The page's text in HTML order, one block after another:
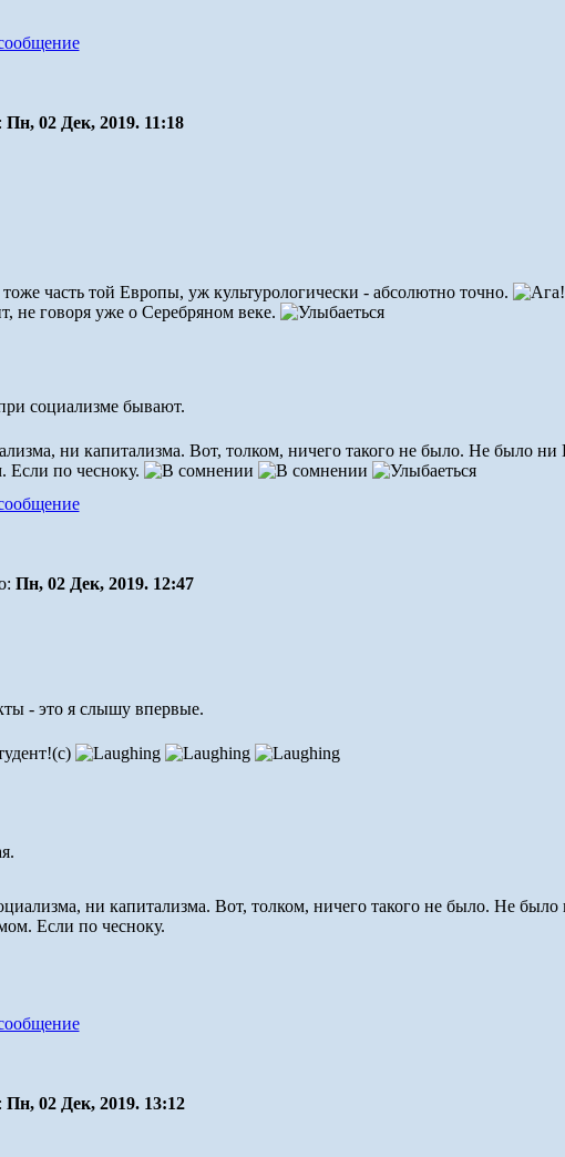
Пн, 02 Дек, 2019. 11:18
часть той Европы, уж культурологически - абсолютно точно.
не говоря уже о Серебряном веке.
социализме бывают.
ни капитализма. Вот, толком, ничего такого не было. Не было
Если по чесноку.
Пн, 02 Дек, 2019. 12:47
- это я слышу впервые.
ни капитализма. Вот, толком, ничего такого не было. Не
Если по чесноку.
Пн, 02 Дек, 2019. 13:12